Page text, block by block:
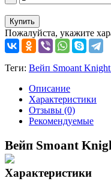
Купить
Пожалуйста, укажите
Теги: Вейп Smoant
Описание
Характеристики
Отзывы (0)
Рекомендуемые
Вейп Smoant
Характеристики